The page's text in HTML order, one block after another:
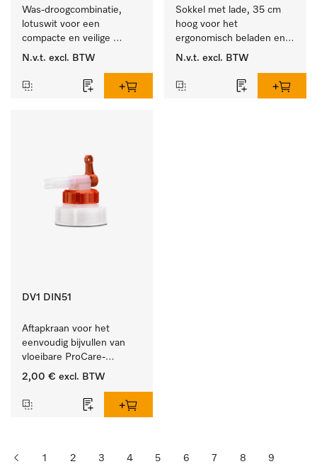
Was-droogcombinatie,
lotuswit voor een
compacte en veilige
opstelling bij een was-
N.v.t. excl. BTW
Sokkel met lade, 35 cm
hoog voor het
ergonomisch beladen en
legen van de wasmachine
N.v.t. excl. BTW
DV1 DIN51
Aftapkraan voor het
eenvoudig bijvullen van
vloeibare ProCare-
producten.
2,00 € excl. BTW
1 2 3 4 5 6 7 8
9